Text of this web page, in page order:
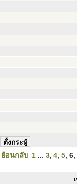
ย้อนกลับ 1 ... 3, 4, 5, 6,